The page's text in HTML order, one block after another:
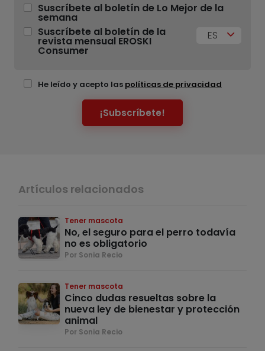
Suscríbete al boletín de Lo Mejor de la
semana
Suscríbete al boletín de la
revista mensual EROSKI
Consumer
ES
He leído y acepto las políticas de privacidad
¡Subscríbete!
Artículos relacionados
Tener mascota
No, el seguro para el perro todavía
no es obligatorio
Por Sonia Recio
Tener mascota
Cinco dudas resueltas sobre la
nueva ley de bienestar y protección
animal
Por Sonia Recio